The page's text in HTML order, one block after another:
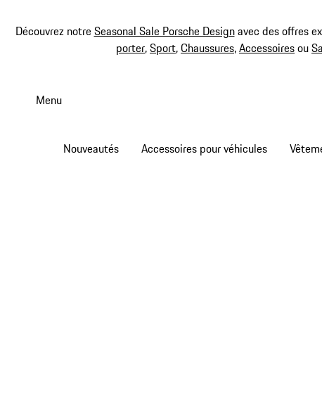
Découvrez notreSeasonal Sale Porsche Designavec des offres
porter,Sport,Chaussures,Accessoiresou
Menu
Nouveautés Accessoires pour véhicules